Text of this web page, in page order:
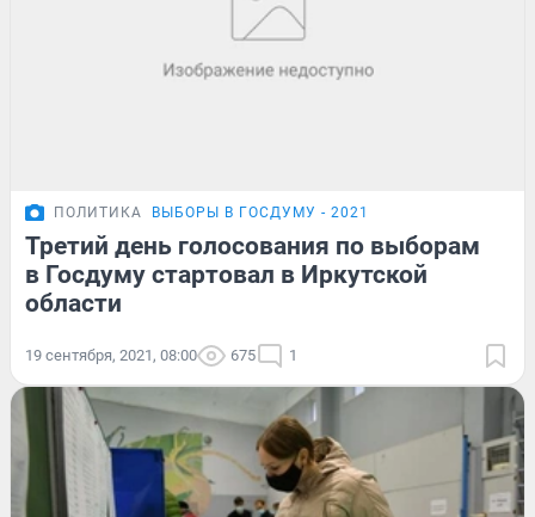
ПОЛИТИКА ВЫБОРЫ В ГОСДУМУ - 2021
Третий день голосования по выборам
в Госдуму стартовал в Иркутской
области
19 сентября, 2021, 08:00 675 1